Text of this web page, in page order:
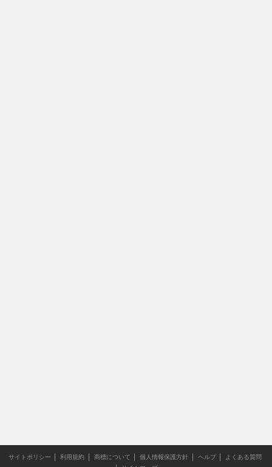
サイトポリシー 利用規約 商標について 個人情報保護方針 ヘルプ
よくある質問